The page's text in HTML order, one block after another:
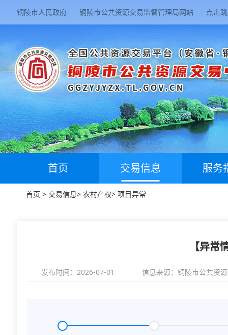
铜陵市人民政府 铜陵市公共资源交易监督管理局网站 点击
首页 交易信息 服务
首页 > 交易信息> 农村产权> 项目异常
【异
发布时间：2026-07-01 信息来源： 铜陵市公共资